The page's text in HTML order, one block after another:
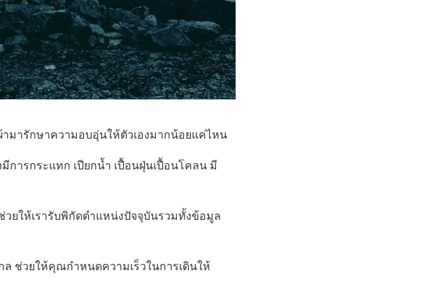
ามารักษาความอบอุ่นให้ตัวเองมากน้อยแค่ไหน
ารกระแทก เปียกน้ำ เปื้อนฝุ่นเปื้อนโคลน มี
วยให้เรารับพิกัดตำแหน่งปัจจุบันรวมทั้งข้อมูล
ล ช่วยให้คุณกำหนดความเร็วในการเดินให้